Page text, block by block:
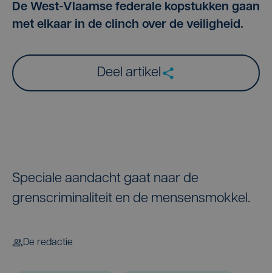
De West-Vlaamse federale kopstukken gaan
met elkaar in de clinch over de veiligheid.
Deel artikel
Speciale aandacht gaat naar de
grenscriminaliteit en de mensensmokkel.
De redactie